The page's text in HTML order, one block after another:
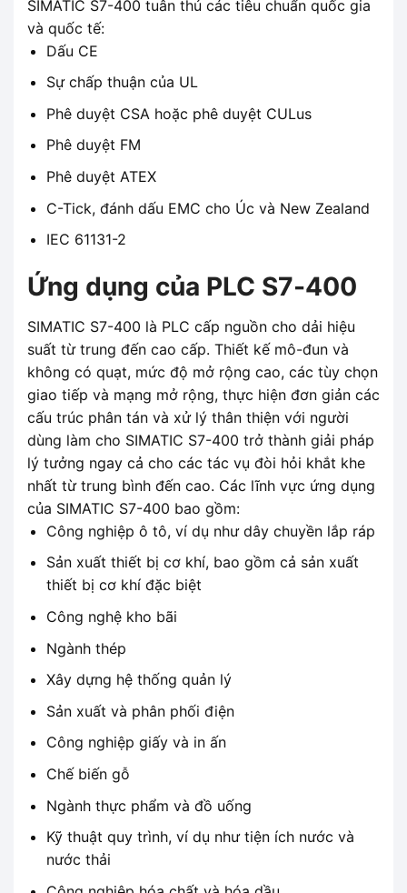
SIMATIC S7-400 tuân thủ các tiêu chuẩn quốc gia
và quốc tế:
Dấu CE
Sự chấp thuận của UL
Phê duyệt CSA hoặc phê duyệt CULus
Phê duyệt FM
Phê duyệt ATEX
C-Tick, đánh dấu EMC cho Úc và New Zealand
IEC 61131-2
Ứng dụng của PLC S7-400
SIMATIC S7-400 là PLC cấp nguồn cho dải hiệu
suất từ ​​trung đến cao cấp. Thiết kế mô-đun và
không có quạt, mức độ mở rộng cao, các tùy chọn
giao tiếp và mạng mở rộng, thực hiện đơn giản các
cấu trúc phân tán và xử lý thân thiện với người
dùng làm cho SIMATIC S7-400 trở thành giải pháp
lý tưởng ngay cả cho các tác vụ đòi hỏi khắt khe
nhất từ ​​trung bình đến cao. Các lĩnh vực ứng dụng
của SIMATIC S7-400 bao gồm:
Công nghiệp ô tô, ví dụ như dây chuyền lắp ráp
Sản xuất thiết bị cơ khí, bao gồm cả sản xuất
thiết bị cơ khí đặc biệt
Công nghệ kho bãi
Ngành thép
Xây dựng hệ thống quản lý
Sản xuất và phân phối điện
Công nghiệp giấy và in ấn
Chế biến gỗ
Ngành thực phẩm và đồ uống
Kỹ thuật quy trình, ví dụ như tiện ích nước và
nước thải